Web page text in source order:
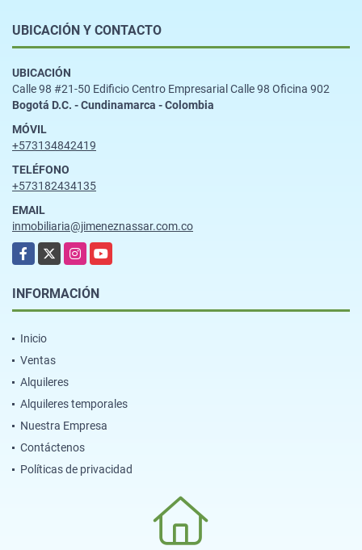
UBICACIÓN Y CONTACTO
UBICACIÓN
Calle 98 #21-50 Edificio Centro Empresarial Calle 98 Oficina 902
Bogotá D.C. - Cundinamarca - Colombia
MÓVIL
+573134842419
TELÉFONO
+573182434135
EMAIL
inmobiliaria@jimeneznassar.com.co
Facebook
X InstagramYouTube
INFORMACIÓN
Inicio
Ventas
Alquileres
Alquileres temporales
Nuestra Empresa
Contáctenos
Políticas de privacidad